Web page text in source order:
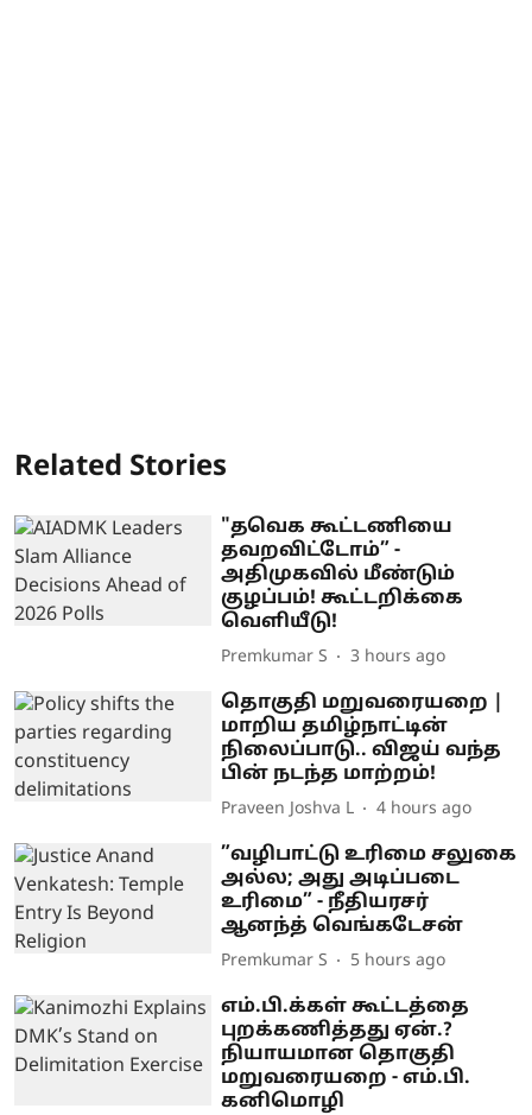
Related Stories
"தவெக கூட்டணியை
தவறவிட்டோம்” -
அதிமுகவில் மீண்டும்
குழப்பம்! கூட்டறிக்கை
வெளியீடு!
Premkumar S 3 hours ago
தொகுதி மறுவரையறை |
மாறிய தமிழ்நாட்டின்
நிலைப்பாடு.. விஜய் வந்த
பின் நடந்த மாற்றம்!
Praveen Joshva L 4 hours ago
”வழிபாட்டு உரிமை சலுகை
அல்ல; அது அடிப்படை
உரிமை” - நீதியரசர்
ஆனந்த் வெங்கடேசன்
Premkumar S 5 hours ago
எம்.பி.க்கள் கூட்டத்தை
புறக்கணித்தது ஏன்.?
நியாயமான தொகுதி
மறுவரையறை - எம்.பி.
கனிமொழி